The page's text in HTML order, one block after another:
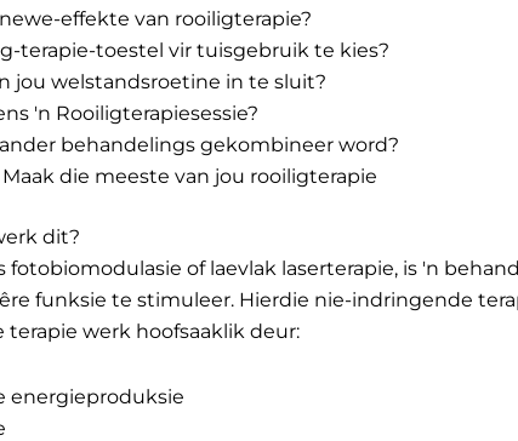
effekte van rooiligterapie?
terapie-toestel vir tuisgebruik te kies?
jou welstandsroetine in te sluit?
'n Rooiligterapiesessie?
behandelings gekombineer word?
die meeste van jou rooiligterapie
dit?
fotobiomodulasie of laevlak laserterapie, is 'n
funksie te stimuleer. Hierdie nie-indringende
terapie werk hoofsaaklik deur:
energieproduksie